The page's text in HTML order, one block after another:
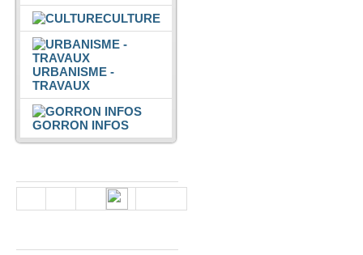
CULTURE
URBANISME -
TRAVAUX
GORRON INFOS